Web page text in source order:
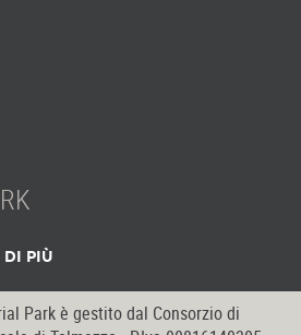
DI PIÙ
Park è gestito dal Consorzio di